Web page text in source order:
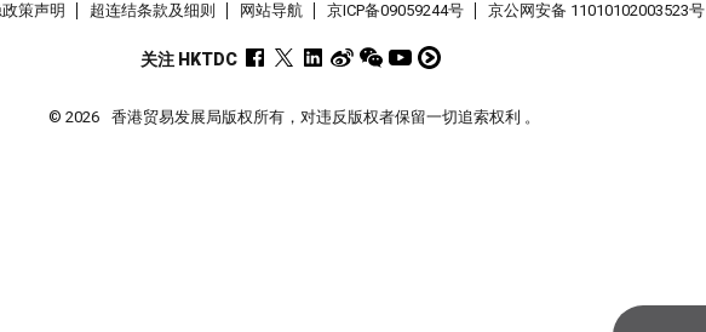
策声明 超连结条款及细则 网站导航 京ICP备09059244号 京公网安备 11010102003523号
关注 HKTDC
© 2026 香港贸易发展局版权所有，对违反版权者保留一切追索权利 。